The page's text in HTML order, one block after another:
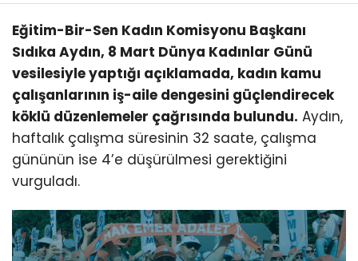
Eğitim-Bir-Sen Kadın Komisyonu Başkanı
Sıdıka Aydın, 8 Mart Dünya Kadınlar Günü
vesilesiyle yaptığı açıklamada, kadın kamu
çalışanlarının iş-aile dengesini güçlendirecek
köklü düzenlemeler çağrısında bulundu. Aydın,
haftalık çalışma süresinin 32 saate, çalışma
gününün ise 4’e düşürülmesi gerektiğini
vurguladı.